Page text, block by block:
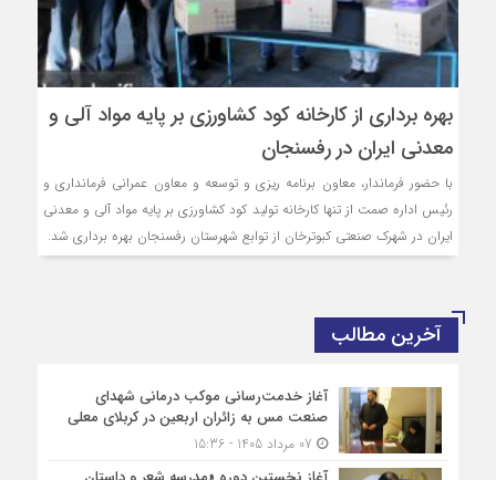
بهره برداری از کارخانه کود کشاورزی بر پایه مواد آلی و
معدنی ایران در رفسنجان
با حضور فرماندار، معاون برنامه ریزی و توسعه و معاون عمرانی فرمانداری و
رئیس اداره صمت از تنها کارخانه تولید کود کشاورزی بر پایه مواد آلی و معدنی
ایران در شهرک صنعتی کبوترخان از توابع شهرستان رفسنجان بهره برداری شد.
آخرین مطالب
آغاز خدمت‌رسانی موکب درمانی شهدای
صنعت مس به زائران اربعین در کربلای معلی